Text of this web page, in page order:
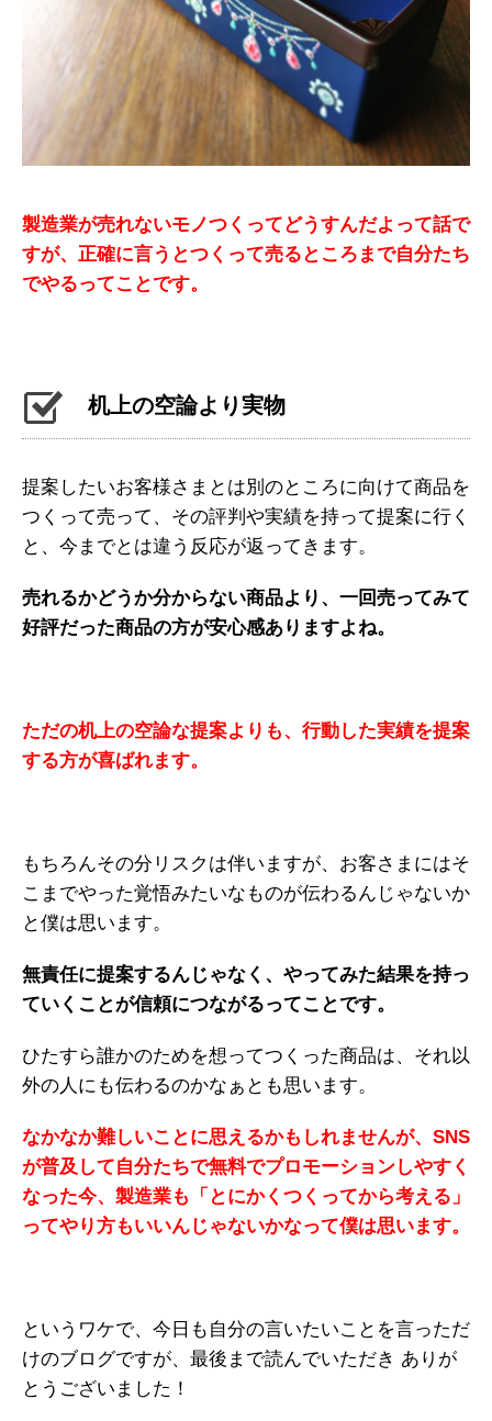
製造業が売れないモノつくってどうすんだよって話で
すが、正確に言うとつくって売るところまで自分たち
でやるってことです。
机上の空論より実物
提案したいお客様さまとは別のところに向けて商品を
つくって売って、その評判や実績を持って提案に行く
と、今までとは違う反応が返ってきます。
売れるかどうか分からない商品より、一回売ってみて
好評だった商品の方が安心感ありますよね。
ただの机上の空論な提案よりも、行動した実績を提案
する方が喜ばれます。
もちろんその分リスクは伴いますが、お客さまにはそ
こまでやった覚悟みたいなものが伝わるんじゃないか
と僕は思います。
無責任に提案するんじゃなく、やってみた結果を持っ
ていくことが信頼につながるってことです。
ひたすら誰かのためを想ってつくった商品は、それ以
外の人にも伝わるのかなぁとも思います。
なかなか難しいことに思えるかもしれませんが、SNS
が普及して自分たちで無料でプロモーションしやすく
なった今、製造業も「とにかくつくってから考える」
ってやり方もいいんじゃないかなって僕は思います。
というワケで、今日も自分の言いたいことを言っただ
けのブログですが、最後まで読んでいただき ありが
とうございました！